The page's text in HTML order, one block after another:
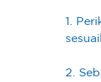
1.
2.